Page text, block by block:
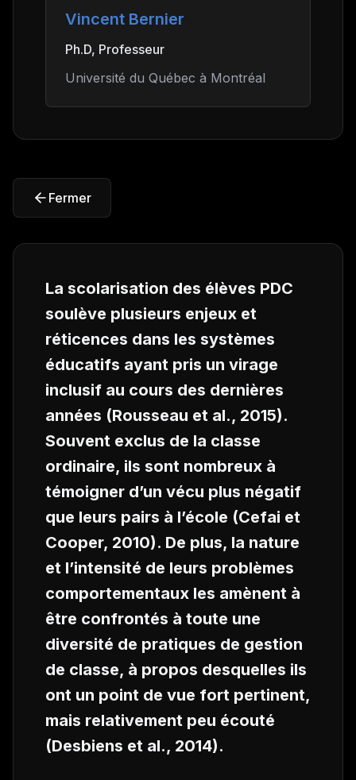
Vincent Bernier
Ph.D, Professeur
Université du Québec à Montréal
Fermer
La scolarisation des élèves PDC
soulève plusieurs enjeux et
réticences dans les systèmes
éducatifs ayant pris un virage
inclusif au cours des dernières
années (Rousseau et al., 2015).
Souvent exclus de la classe
ordinaire, ils sont nombreux à
témoigner d’un vécu plus négatif
que leurs pairs à l’école (Cefai et
Cooper, 2010). De plus, la nature
et l’intensité de leurs problèmes
comportementaux les amènent à
être confrontés à toute une
diversité de pratiques de gestion
de classe, à propos desquelles ils
ont un point de vue fort pertinent,
mais relativement peu écouté
(Desbiens et al., 2014).